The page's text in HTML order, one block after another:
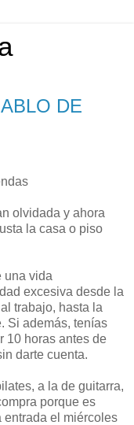
DE
olvidada y ahora
la casa o piso
una vida
excesiva desde la
trabajo, hasta la
Si además, tenías
10 horas antes de
darte cuenta.
a la de guitarra,
porque es
entrada el miércoles